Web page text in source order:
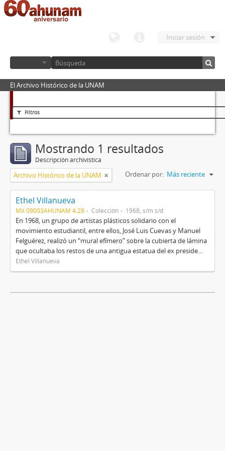
Iniciar sesión
El Archivo Histórico de la UNAM
Filtros
Mostrando 1 resultados
Descripción archivística
Archivo Histórico de la UNAM Ordenar por: Más reciente
Ethel Villanueva
MX 09003AHUNAM 4.28 Colección 1968, s/m s/d
En 1968, un grupo de artistas plásticos solidario con el
movimiento estudiantil, entre ellos, José Luis Cuevas y Manuel
Felguérez, realizó un “mural efímero” sobre la cubierta de lámina
que ocultaba los restos de una antigua estatua del ex preside...
Ethel Villanueva